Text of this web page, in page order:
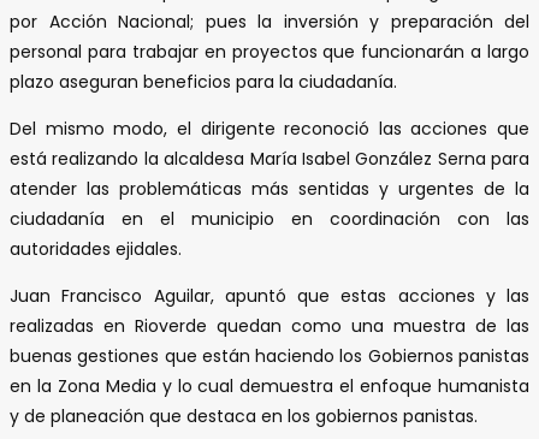
por Acción Nacional; pues la inversión y preparación del
personal para trabajar en proyectos que funcionarán a largo
plazo aseguran beneficios para la ciudadanía.
Del mismo modo, el dirigente reconoció las acciones que
está realizando la alcaldesa María Isabel González Serna para
atender las problemáticas más sentidas y urgentes de la
ciudadanía en el municipio en coordinación con las
autoridades ejidales.
Juan Francisco Aguilar, apuntó que estas acciones y las
realizadas en Rioverde quedan como una muestra de las
buenas gestiones que están haciendo los Gobiernos panistas
en la Zona Media y lo cual demuestra el enfoque humanista
y de planeación que destaca en los gobiernos panistas.